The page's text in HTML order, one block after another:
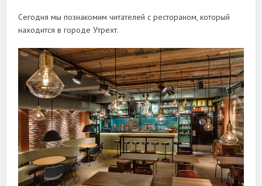
Сегодня мы познакомим читателей с рестораном, который
находится в городе Утрехт.